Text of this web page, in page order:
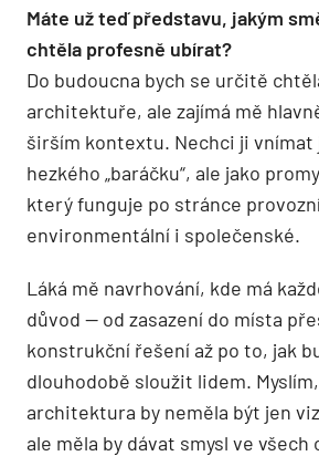
Máte už teď představu, jakým
chtěla profesně ubírat?
Do budoucna bych se určitě
architektuře, ale zajímá mě
širším kontextu. Nechci ji vnímat
hezkého „baráčku“, ale jako
který funguje po stránce
environmentální i společenské.
Láká mě navrhování, kde má
důvod — od zasazení do místa
konstrukční řešení až po to, jak
dlouhodobě sloužit lidem.
architektura by neměla být jen
ale měla by dávat smysl ve všech